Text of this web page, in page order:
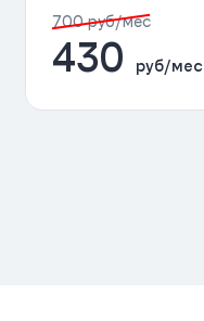
700 руб/мес
430 руб/мес